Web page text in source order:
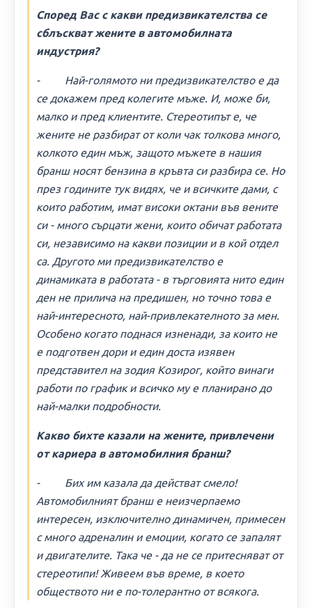
Според Вас с какви предизвикателства се
сблъскват жените в автомобилната
индустрия?
- Най-голямото ни предизвикателство е да
се докажем пред колегите мъже. И, може би,
малко и пред клиентите. Стереотипът е, че
жените не разбират от коли чак толкова много,
колкото един мъж, защото мъжете в нашия
бранш носят бензина в кръвта си разбира се. Но
през годините тук видях, че и всичките дами, с
които работим, имат високи октани във вените
си - много сърцати жени, които обичат работата
си, независимо на какви позиции и в кой отдел
са. Другото ми предизвикателство е
динамиката в работата - в търговията нито един
ден не прилича на предишен, но точно това е
най-интересното, най-привлекателното за мен.
Особено когато поднася изненади, за които не
е подготвен дори и един доста изявен
представител на зодия Козирог, който винаги
работи по график и всичко му е планирано до
най-малки подробности.
Какво бихте казали на жените, привлечени
от кариера в автомобилния бранш?
- Бих им казала да действат смело!
Автомобилният бранш е неизчерпаемо
интересен, изключително динамичен, примесен
с много адреналин и емоции, когато се запалят
и двигателите. Така че - да не се притесняват от
стереотипи! Живеем във време, в което
обществото ни е по-толерантно от всякога.